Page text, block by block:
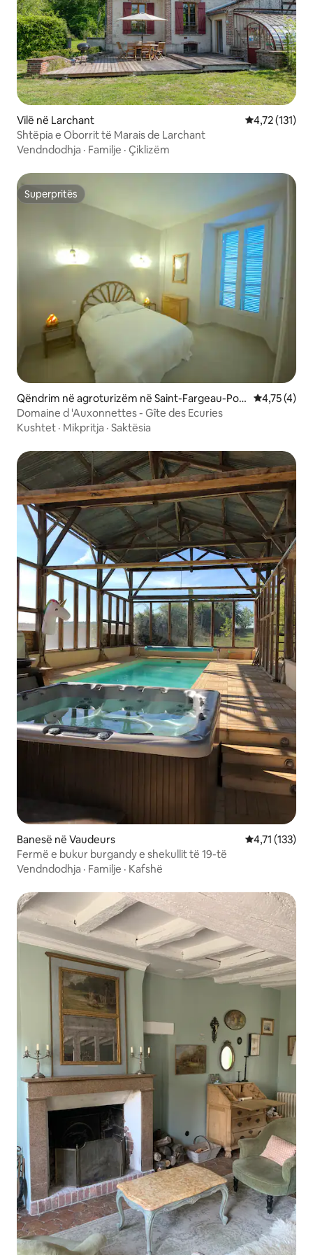
Vilë në Larchant Vlerësimi
4,72 (131)
Shtëpia e Oborrit të Marais de Larchant
Vendndodhja · Familje · Çiklizëm
Superpritës
Superpritës
Qëndrim në agroturizëm në Saint-Fargeau-Pon
thierry
Vlerësimi
4,75 (4)
Domaine d 'Auxonnettes - Gîte des Ecuries
Kushtet · Mikpritja · Saktësia
Banesë në Vaudeurs Vlerësimi
4,71 (133)
Fermë e bukur burgandy e shekullit të 19-të
Vendndodhja · Familje · Kafshë